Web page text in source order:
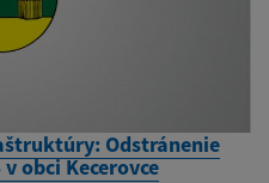
Odstránenie
obci Kecerovce